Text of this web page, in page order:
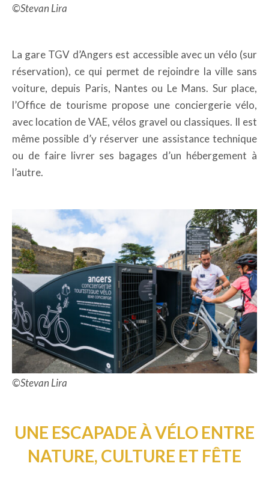
©Stevan Lira
La gare TGV d’Angers est accessible avec un vélo (sur
réservation), ce qui permet de rejoindre la ville sans
voiture, depuis Paris, Nantes ou Le Mans. Sur place,
l’Office de tourisme propose une conciergerie vélo,
avec location de VAE, vélos gravel ou classiques. Il est
même possible d’y réserver une assistance technique
ou de faire livrer ses bagages d’un hébergement à
l’autre.
©Stevan Lira
UNE ESCAPADE À VÉLO ENTRE
NATURE, CULTURE ET FÊTE